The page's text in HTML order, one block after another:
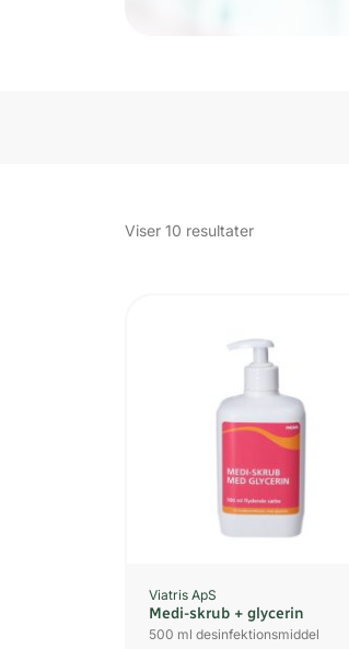
Viser 10 resultaterSorteret
Viatris ApS
Medi-skrub + glycerin
500 ml desinfektionsmiddel